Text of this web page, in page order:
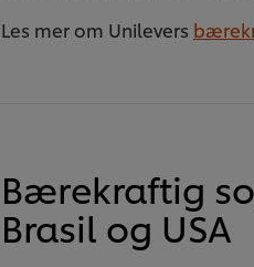
Les mer om Unilevers
Bærekraftig
Brasil og USA